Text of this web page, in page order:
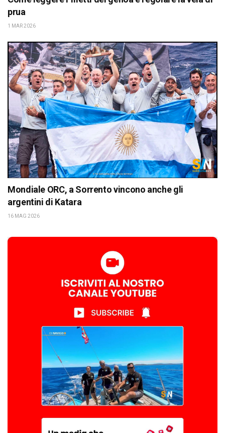
prua
1 MAR 2026
Mondiale ORC, a Sorrento vincono anche gli
argentini di Katara
16 MAG 2026